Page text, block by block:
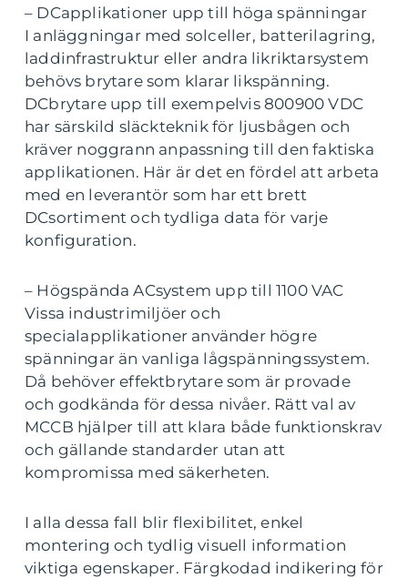
– DCapplikationer upp till höga spänningar
I anläggningar med solceller, batterilagring,
laddinfrastruktur eller andra likriktarsystem
behövs brytare som klarar likspänning.
DCbrytare upp till exempelvis 800900 VDC
har särskild släckteknik för ljusbågen och
kräver noggrann anpassning till den faktiska
applikationen. Här är det en fördel att arbeta
med en leverantör som har ett brett
DCsortiment och tydliga data för varje
konfiguration.
– Högspända ACsystem upp till 1100 VAC
Vissa industrimiljöer och
specialapplikationer använder högre
spänningar än vanliga lågspänningssystem.
Då behöver effektbrytare som är provade
och godkända för dessa nivåer. Rätt val av
MCCB hjälper till att klara både funktionskrav
och gällande standarder utan att
kompromissa med säkerheten.
I alla dessa fall blir flexibilitet, enkel
montering och tydlig visuell information
viktiga egenskaper. Färgkodad indikering för